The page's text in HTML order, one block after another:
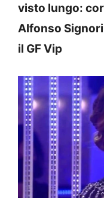
visto lungo:
Alfonso
il GF Vip